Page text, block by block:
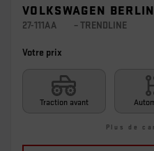
VOLKSWAGEN
27-111AA – TRENDLINE
Votre prix
Traction avant
Plus de